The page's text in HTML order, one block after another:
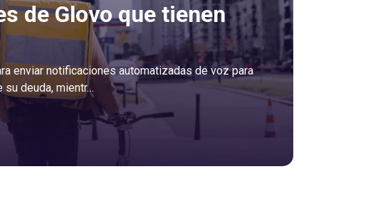
de Glovo que tienen
enviar notificaciones automatizadas de voz para
deuda, mientr…